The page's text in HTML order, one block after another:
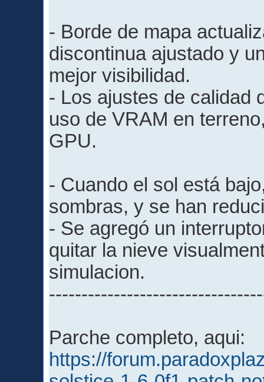
- Borde de mapa
discontinua ajustado y
mejor visibilidad.
- Los ajustes de calidad
uso de VRAM en
GPU.
- Cuando el sol está
sombras, y se han
- Se agregó un
quitar la nieve
simulacion.
Parche completo, aqui:
https://